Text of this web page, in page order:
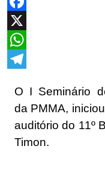
Facebook
X
WhatsApp
O I Seminário
da PMMA,
auditório do 11º
Timon.